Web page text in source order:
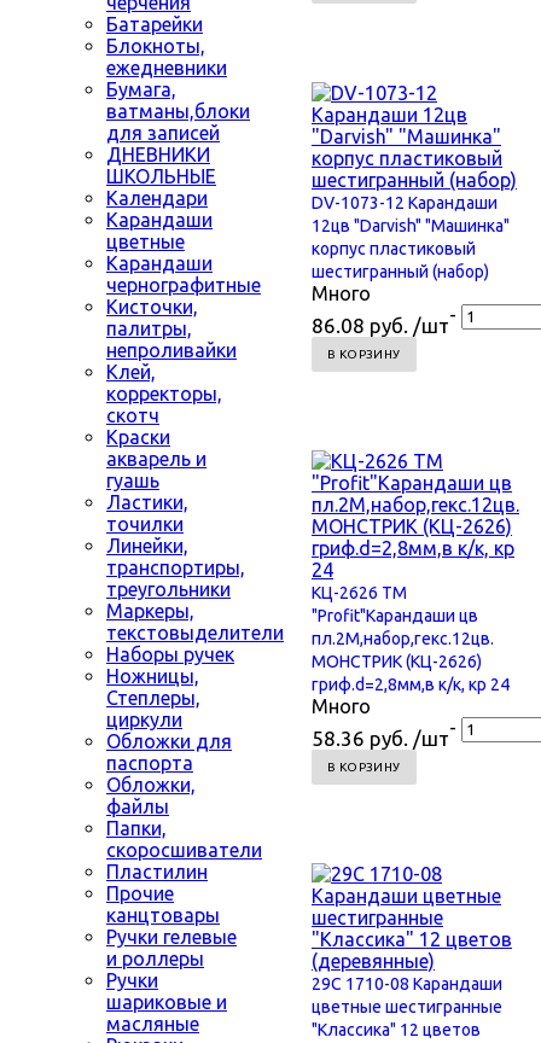
Батарейки
Блокноты,
ежедневники
Бумага,
ватманы,блоки
для записей
ДНЕВНИКИ
ШКОЛЬНЫЕ
Календари
Карандаши
цветные
Карандаши
чернографитные
Кисточки,
палитры,
непроливайки
Клей,
корректоры,
скотч
Краски
акварель и
гуашь
Ластики,
точилки
Линейки,
транспортиры,
треугольники
Маркеры,
текстовыделители
Наборы ручек
Ножницы,
Степлеры,
циркули
Обложки для
паспорта
Обложки,
файлы
Папки,
скоросшиватели
Пластилин
Прочие
канцтовары
Ручки гелевые
и роллеры
Ручки
шариковые и
масляные
DV-1073-12 Карандаши
12цв "Darvish" "Машинка"
корпус пластиковый
шестигранный (набор)
Много
86.08 руб. /шт-
В КОРЗИНУ
КЦ-2626 TM
"Profit"Карандаши цв
пл.2М,набор,гекс.12цв.
МОНСТРИК (КЦ-2626)
гриф.d=2,8мм,в к/к, кр 24
Много
58.36 руб. /шт-
В КОРЗИНУ
29С 1710-08 Карандаши
цветные шестигранные
"Классика" 12 цветов